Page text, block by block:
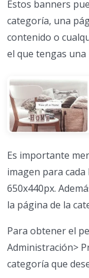
Estos banners
categoría, una
contenido o
el que tengas una
Es importante
imagen para
650x440px.
la página de la
Para obtener el
Administración>
categoría que